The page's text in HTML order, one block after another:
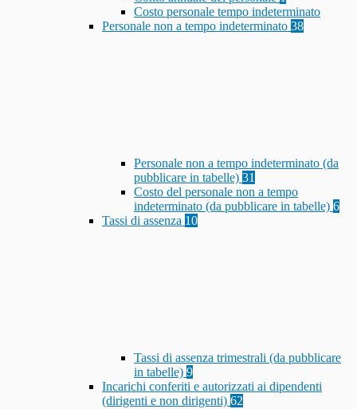
Costo personale tempo indeterminato
Personale non a tempo indeterminato 38
Personale non a tempo indeterminato (da
pubblicare in tabelle) 31
Costo del personale non a tempo
indeterminato (da pubblicare in tabelle) 6
Tassi di assenza 10
Tassi di assenza trimestrali (da pubblicare
in tabelle) 9
Incarichi conferiti e autorizzati ai dipendenti
(dirigenti e non dirigenti) 62